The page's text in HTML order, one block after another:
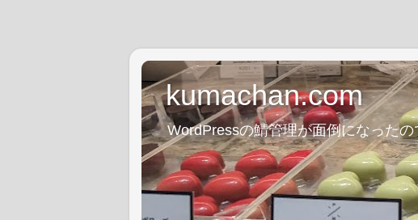
kumachan.com
WordPressの鯖管理が面倒になった